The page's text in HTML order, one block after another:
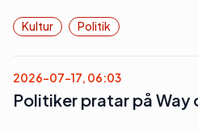
Kultur Politik
2026-07-17, 06:03
Politiker pratar på Way